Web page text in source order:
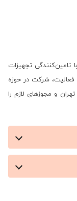
تیرآهن ۱۰ ترک در انبار تهران با قیمت حدود 9,545,455
می‌رسد.
اصفهان
می‌شود جهت
فولادسل
در سال ۱۳۸۹ کار خود را با تامین‌کنندگی تجهیزات
فعالیت، شرکت در حوزه
و مجوزهای لازم را